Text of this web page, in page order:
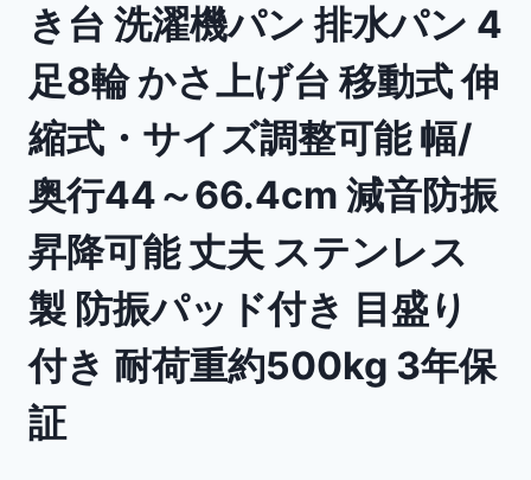
き台 洗濯機パン 排水パン 4
足8輪 かさ上げ台 移動式 伸
縮式・サイズ調整可能 幅/
奥行44～66.4cm 減音防振
昇降可能 丈夫 ステンレス
製 防振パッド付き 目盛り
付き 耐荷重約500kg 3年保
証